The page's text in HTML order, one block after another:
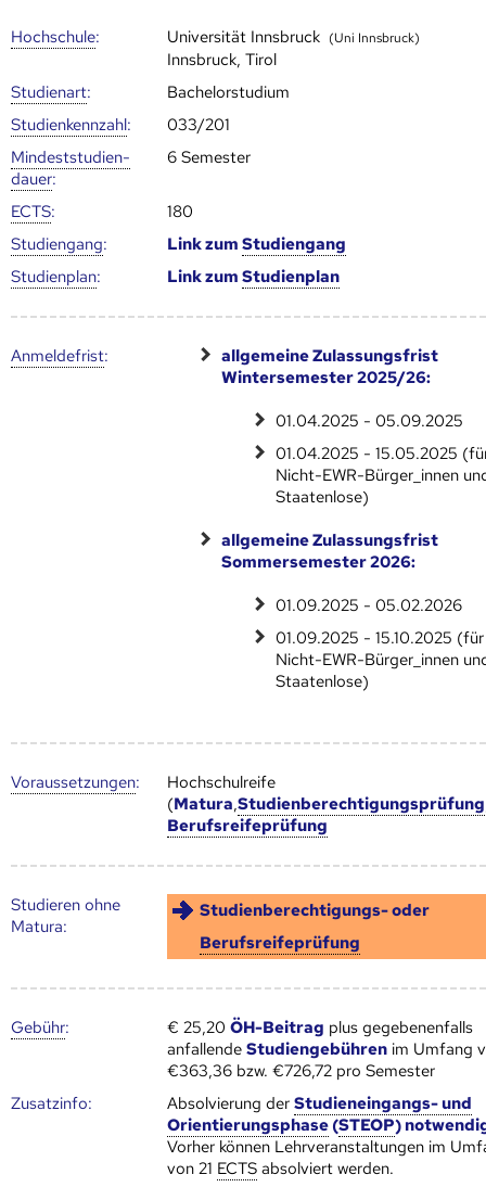
Hoch­schule: Universität Innsbruck (Uni Innsbruck)
Innsbruck, Tirol
Studienart:
Bachelorstudium
Studien­kenn­zahl:
033/201
Mindest­studien­
dauer:
6 Semester
ECTS:
180
Studien­gang: Link zumStudien­gang
Studien­plan: Link zumStudien­plan
Anmelde­frist:
allgemeine Zulassungsfrist
Wintersemester 2025/26:
01.04.2025 - 05.09.2025
01.04.2025 - 15.05.2025
Nicht-EWR-Bürger_innen
Staatenlose)
allgemeine Zulassungsfrist
Sommersemester 2026:
01.09.2025 - 05.02.2026
01.09.2025 - 15.10.2025 (für
Nicht-EWR-Bürger_innen
Staatenlose)
Voraus­setzungen:
Hochschulreife
(Matura,Studienberechtigungsprüfung
Berufsreifeprüfung
Studieren ohne
Matura:
Studienberechtigungs- oder
Berufsreifeprüfung
Gebühr: € 25,20ÖH-Beitrag plus gegebenenfalls
anfallendeStudiengebühren im Umfang
€363,36 bzw. €726,72 pro Semester
Zusatz­info:
Absolvierung derStudieneingangs- und
Orientierungsphase (STEOP)
Vorher können Lehrveranstaltungen im
von 21 ECTS absolviert werden.